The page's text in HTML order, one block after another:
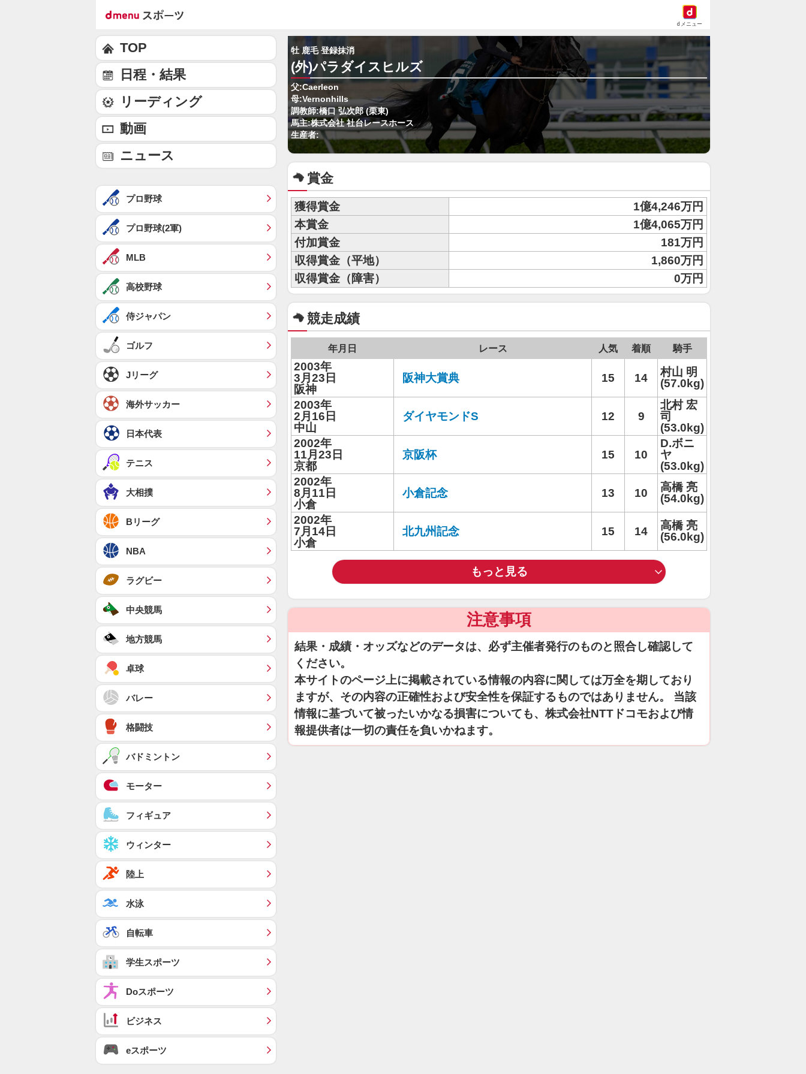
dメニュー
牡 鹿毛 登録抹消
(外)パラダイスヒルズ
父:Caerleon
母:Vernonhills
調教師:橋口 弘次郎 (栗東)
馬主:株式会社 社台レースホース
生産者:
賞金
獲得賞金
1億4,246万円
本賞金
1億4,065万円
付加賞金
181万円
収得賞金（平地）
1,860万円
収得賞金（障害）
0万円
競走成績
年月日 レース 人気 着順 騎手
2003年
3月23日
阪神
阪神大賞典 15 14
村山 明
(57.0kg)
2003年
2月16日
中山
ダイヤモンドS 12 9
北村 宏
司
(53.0kg)
2002年
11月23日
京都
京阪杯 15 10
D.ボニ
ヤ
(53.0kg)
2002年
8月11日
小倉
小倉記念 13 10
高橋 亮
(54.0kg)
2002年
7月14日
小倉
北九州記念 15 14
高橋 亮
(56.0kg)
もっと見る
注意事項
結果・成績・オッズなどのデータは、必ず主催者発行のものと照合し確認して
ください。
本サイトのページ上に掲載されている情報の内容に関しては万全を期しており
ますが、その内容の正確性および安全性を保証するものではありません。 当該
情報に基づいて被ったいかなる損害についても、株式会社NTTドコモおよび情
報提供者は一切の責任を負いかねます。
TOP
日程・結果
リーディング
動画
ニュース
プロ野球
プロ野球(2軍)
MLB
高校野球
侍ジャパン
ゴルフ
Jリーグ
海外サッカー
日本代表
テニス
大相撲
Bリーグ
NBA
ラグビー
中央競馬
地方競馬
卓球
バレー
格闘技
バドミントン
モーター
フィギュア
ウィンター
陸上
水泳
自転車
学生スポーツ
Doスポーツ
ビジネス
eスポーツ